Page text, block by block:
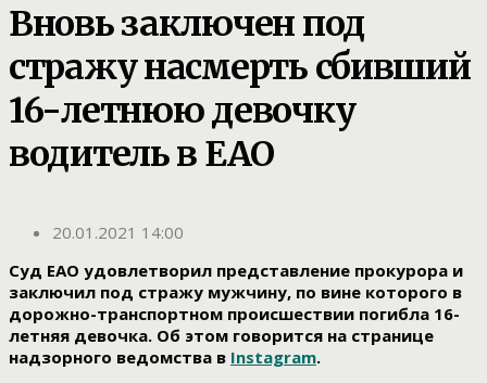
Вновь заключен под
стражу насмерть сбивший
16-летнюю девочку
водитель в ЕАО
20.01.2021 14:00
Суд ЕАО удовлетворил представление прокурора и
заключил под стражу мужчину, по вине которого в
дорожно-транспортном происшествии погибла 16-
летняя девочка. Об этом говорится на странице
надзорного ведомства в Instagram.